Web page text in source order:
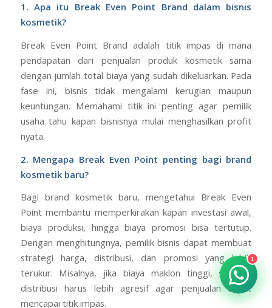
1. Apa itu Break Even Point Brand dalam bisnis
kosmetik?
Break Even Point Brand adalah titik impas di mana
pendapatan dari penjualan produk kosmetik sama
dengan jumlah total biaya yang sudah dikeluarkan. Pada
fase ini, bisnis tidak mengalami kerugian maupun
keuntungan. Memahami titik ini penting agar pemilik
usaha tahu kapan bisnisnya mulai menghasilkan profit
nyata.
2. Mengapa Break Even Point penting bagi brand
kosmetik baru?
Bagi brand kosmetik baru, mengetahui Break Even
Point membantu memperkirakan kapan investasi awal,
biaya produksi, hingga biaya promosi bisa tertutup.
Dengan menghitungnya, pemilik bisnis dapat membuat
strategi harga, distribusi, dan promosi yang lebih
terukur. Misalnya, jika biaya maklon tinggi, strategi
distribusi harus lebih agresif agar penjualan cepat
mencapai titik impas.
1